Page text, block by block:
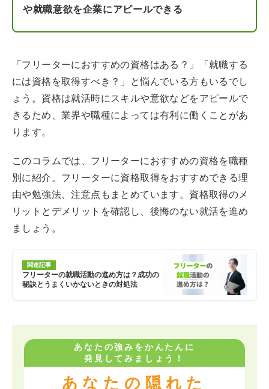
や就職意欲を企業にアピールできる
「フリーターにおすすめの資格はある？」「就職する
には資格を取得すべき？」と悩んでいる方もいるでし
ょう。資格は就活時にスキルや意欲などをアピールで
きるため、業界や職種によっては有利に働くことがあ
ります。
このコラムでは、フリーターにおすすめの資格を職種
別に紹介。フリーターに資格取得をおすすめできる理
由や勉強法、注意点もまとめています。資格取得のメ
リットとデメリットを確認し、後悔のない就活を進め
ましょう。
関連記事
フリーターの就職活動の進め方は？成功の
秘訣とうまくいかないときの対処法
あなたの強みをかんたんに
発見してみましょう！
あなたの隠れた